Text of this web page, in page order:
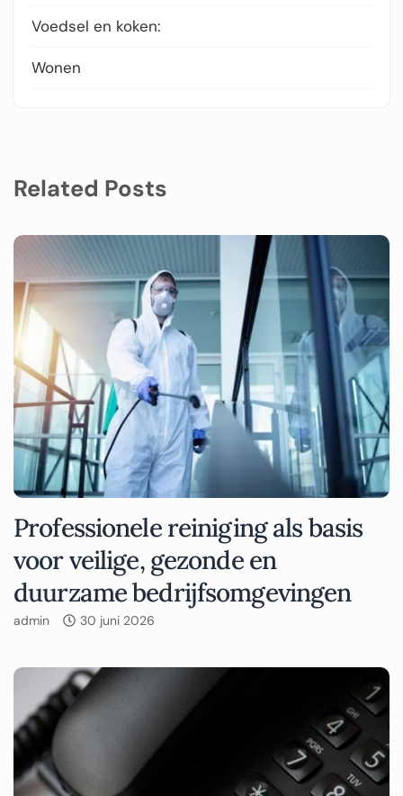
Voedsel en koken:
Wonen
Related Posts
Professionele reiniging als basis
voor veilige, gezonde en
duurzame bedrijfsomgevingen
admin 30 juni 2026